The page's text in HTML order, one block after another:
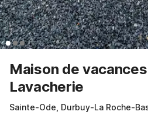
Maison de
Lavacherie
Sainte-Ode, Durbuy-La Roche-